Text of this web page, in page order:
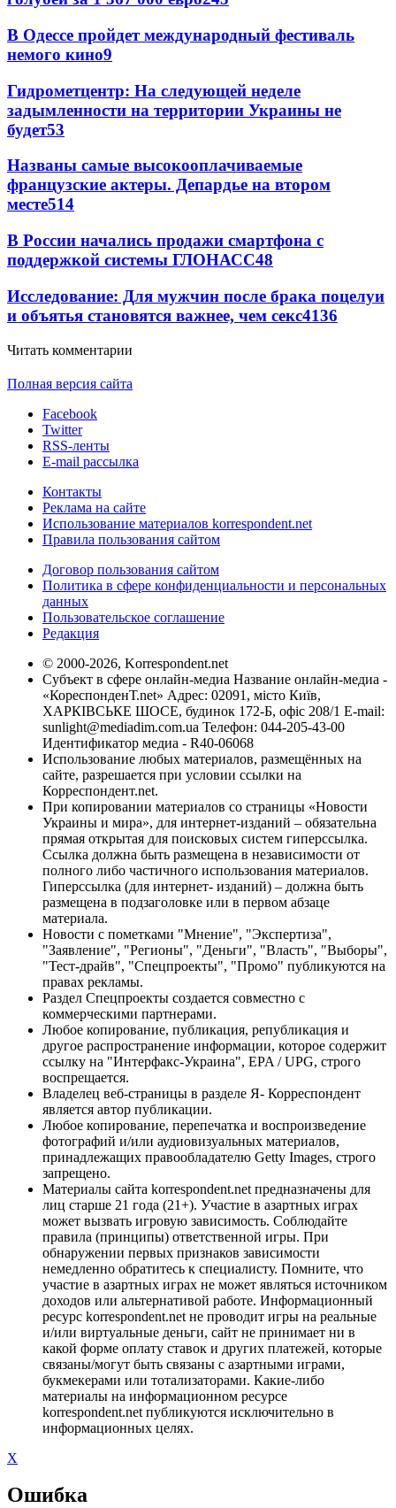
В Одессе пройдет международный фестиваль
немого кино9
Гидрометцентр: На следующей неделе
задымленности на территории Украины не
будет53
Названы самые высокооплачиваемые
французские актеры. Депардье на втором
месте514
В России начались продажи смартфона с
поддержкой системы ГЛОНАСС48
Исследование: Для мужчин после брака поцелуи
и объятья становятся важнее, чем секс4136
Читать комментарии
Полная версия сайта
Facebook
Twitter
RSS-ленты
E-mail рассылка
Контакты
Реклама на сайте
Использование материалов korrespondent.net
Правила пользования сайтом
Договор пользования сайтом
Политика в сфере конфиденциальности и персональных
данных
Пользовательское соглашение
Редакция
© 2000-2026, Korrespondent.net
Субъект в сфере онлайн-медиа Название онлайн-медиа -
«КореспонденТ.net» Адрес: 02091, місто Київ,
ХАРКІВСЬКЕ ШОСЕ, будинок 172-Б, офіс 208/1 E-mail:
sunlight@mediadim.com.ua Телефон: 044-205-43-00
Идентификатор медиа - R40-06068
Использование любых материалов, размещённых на
сайте, разрешается при условии ссылки на
Корреспондент.net.
При копировании материалов со страницы «Новости
Украины и мира», для интернет-изданий – обязательна
прямая открытая для поисковых систем гиперссылка.
Ссылка должна быть размещена в независимости от
полного либо частичного использования материалов.
Гиперссылка (для интернет- изданий) – должна быть
размещена в подзаголовке или в первом абзаце
материала.
Новости с пометками "Мнение", "Экспертиза",
"Заявление", "Регионы", "Деньги", "Власть", "Выборы",
"Тест-драйв", "Спецпроекты", "Промо" публикуются на
правах рекламы.
Раздел Спецпроекты создается совместно с
коммерческими партнерами.
Любое копирование, публикация, републикация и
другое распространение информации, которое содержит
ссылку на "Интерфакс-Украина", EPA / UPG, строго
воспрещается.
Владелец веб-страницы в разделе Я- Корреспондент
является автор публикации.
Любое копирование, перепечатка и воспроизведение
фотографий и/или аудиовизуальных материалов,
принадлежащих правообладателю Getty Images, строго
запрещено.
Материалы сайта korrespondent.net предназначены для
лиц старше 21 года (21+). Участие в азартных играх
может вызвать игровую зависимость. Соблюдайте
правила (принципы) ответственной игры. При
обнаружении первых признаков зависимости
немедленно обратитесь к специалисту. Помните, что
участие в азартных играх не может являться источником
доходов или альтернативой работе. Информационный
ресурс korrespondent.net не проводит игры на реальные
и/или виртуальные деньги, сайт не принимает ни в
какой форме оплату ставок и других платежей, которые
связаны/могут быть связаны с азартными играми,
букмекерами или тотализаторами. Какие-либо
материалы на информационном ресурсе
korrespondent.net публикуются исключительно в
информационных целях.
X
Ошибка